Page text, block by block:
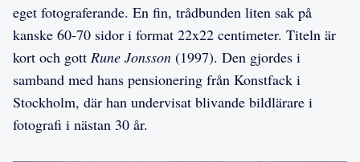
eget fotograferande. En fin, trådbunden liten sak på
kanske 60-70 sidor i format 22x22 centimeter. Titeln är
kort och gott Rune Jonsson (1997). Den gjordes i
samband med hans pensionering från Konstfack i
Stockholm, där han undervisat blivande bildlärare i
fotografi i nästan 30 år.